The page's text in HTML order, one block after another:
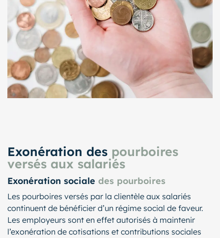
Exonération des pourboires
versés aux salariés
Exonération sociale des pourboires
Les pourboires versés par la clientèle aux salariés
continuent de bénéficier d’un régime social de faveur.
Les employeurs sont en effet autorisés à maintenir
l’exonération de cotisations et contributions sociales